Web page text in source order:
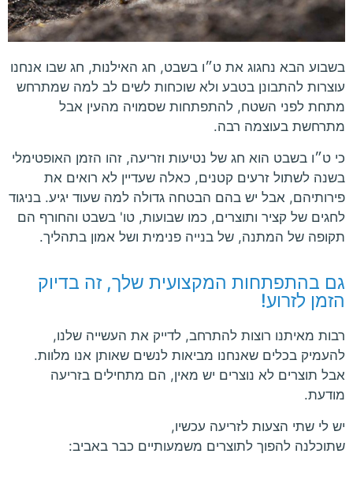
בשבוע הבא נחגוג את ט״ו בשבט, חג האילנות, חג שבו אנחנו
עוצרות להתבונן בטבע ולא שוכחות לשים לב למה שמתרחש
מתחת לפני השטח, להתפתחות שסמויה מהעין אבל
מתרחשת בעוצמה רבה.
כי ט״ו בשבט הוא חג של נטיעות וזריעה, זהו הזמן האופטימלי
בשנה לשתול זרעים קטנים, כאלה שעדיין לא רואים את
פירותיהם, אבל יש בהם הבטחה גדולה למה שעוד יגיע. בניגוד
לחגים של קציר ותוצרים, כמו שבועות, טו' בשבט והחורף הם
תקופה של המתנה, של בנייה פנימית ושל אמון בתהליך.
גם בהתפתחות המקצועית שלך, זה בדיוק
הזמן לזרוע!
רבות מאיתנו רוצות להתרחב, לדייק את העשייה שלנו,
להעמיק בכלים שאנחנו מביאות לנשים שאותן אנו מלוות.
אבל תוצרים לא נוצרים יש מאין, הם מתחילים בזריעה
מודעת.
יש לי שתי הצעות לזריעה עכשיו,
שתוכלנה להפוך לתוצרים משמעותיים כבר באביב: